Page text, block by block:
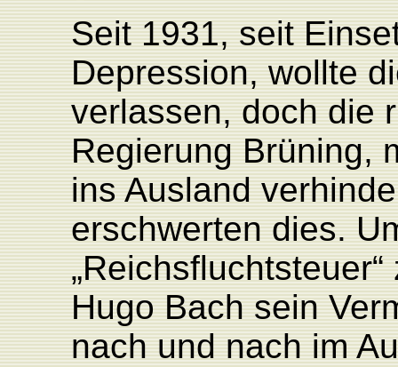
Seit 1931, seit
Depression, wollte
verlassen, doch die
Regierung Brüning,
ins Ausland
erschwerten dies.
Hugo Bach sein
nach und nach im